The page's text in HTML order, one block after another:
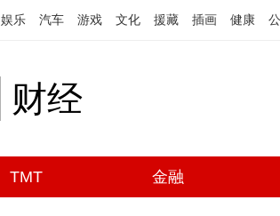
娱乐 汽车 游戏 文化 援藏 插画 健康
财经
TMT 金融